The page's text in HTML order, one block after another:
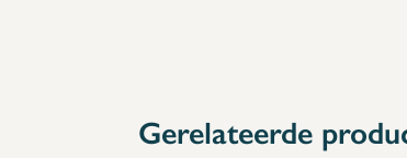
Gerelateerde